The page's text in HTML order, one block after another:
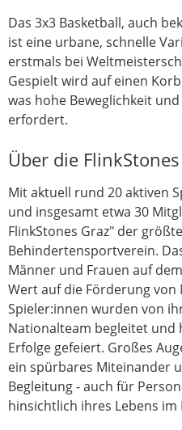
Das 3x3 Basketball, auch
ist eine urbane, schnelle
erstmals bei
Gespielt wird auf einen
was hohe Beweglichkeit
erfordert.
Über die FlinkStones
Mit aktuell rund 20 aktiven
und insgesamt etwa 30
FlinkStones Graz" der
Behindertensportverein.
Männer und Frauen auf
Wert auf die Förderung von
Spieler:innen wurden von
Nationalteam begleitet
Erfolge gefeiert. Großes
ein spürbares Miteinander
Begleitung - auch für
hinsichtlich ihres Lebens